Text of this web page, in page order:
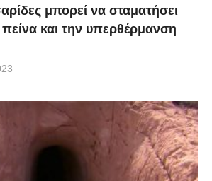
μπορεί να σταματήσει
και την υπερθέρμανση